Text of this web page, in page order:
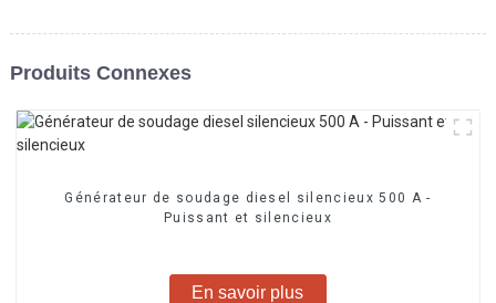
Produits Connexes
Générateur de soudage diesel silencieux 500 A -
Puissant et silencieux
En savoir plus